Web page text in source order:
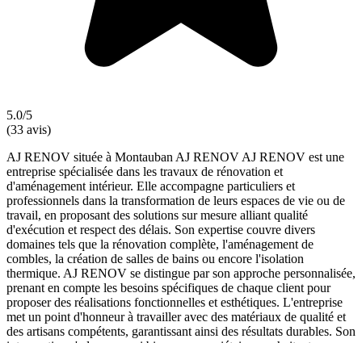
5.0/5
(33 avis)
AJ RENOV située à Montauban AJ RENOV AJ RENOV est une
entreprise spécialisée dans les travaux de rénovation et
d'aménagement intérieur. Elle accompagne particuliers et
professionnels dans la transformation de leurs espaces de vie ou de
travail, en proposant des solutions sur mesure alliant qualité
d'exécution et respect des délais. Son expertise couvre divers
domaines tels que la rénovation complète, l'aménagement de
combles, la création de salles de bains ou encore l'isolation
thermique. AJ RENOV se distingue par son approche personnalisée,
prenant en compte les besoins spécifiques de chaque client pour
proposer des réalisations fonctionnelles et esthétiques. L'entreprise
met un point d'honneur à travailler avec des matériaux de qualité et
des artisans compétents, garantissant ainsi des résultats durables. Son